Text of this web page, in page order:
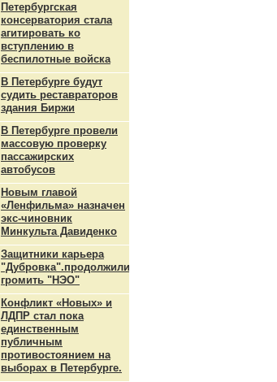
Петербургская
консерватория стала
агитировать ко
вступлению в
беспилотные войска
В Петербурге будут
судить реставраторов
здания Биржи
В Петербурге провели
массовую проверку
пассажирских
автобусов
Новым главой
«Ленфильма» назначен
экс-чиновник
Минкульта Давиденко
Защитники карьера
"Дубровка".продолжили
громить "НЭО"
Конфликт «Новых» и
ЛДПР стал пока
единственным
публичным
противостоянием на
выборах в Петербурге.